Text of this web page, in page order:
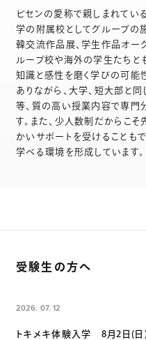
ビセンの愛称で親しまれてい
学の附属校としてグループの
韓交流作品展、学生作品オー
ループ校や海外の学生たちと
知識と感性を磨く学びの可能
ありながら、大学、短大部と
等、質の高い授業内容で専門
す。また、少人数制だからこ
かいサポートを受けることも
学べる環境を形成しています。
受験生の方へ
2026. 07. 12
トキメキ体験入学 8月2日(日